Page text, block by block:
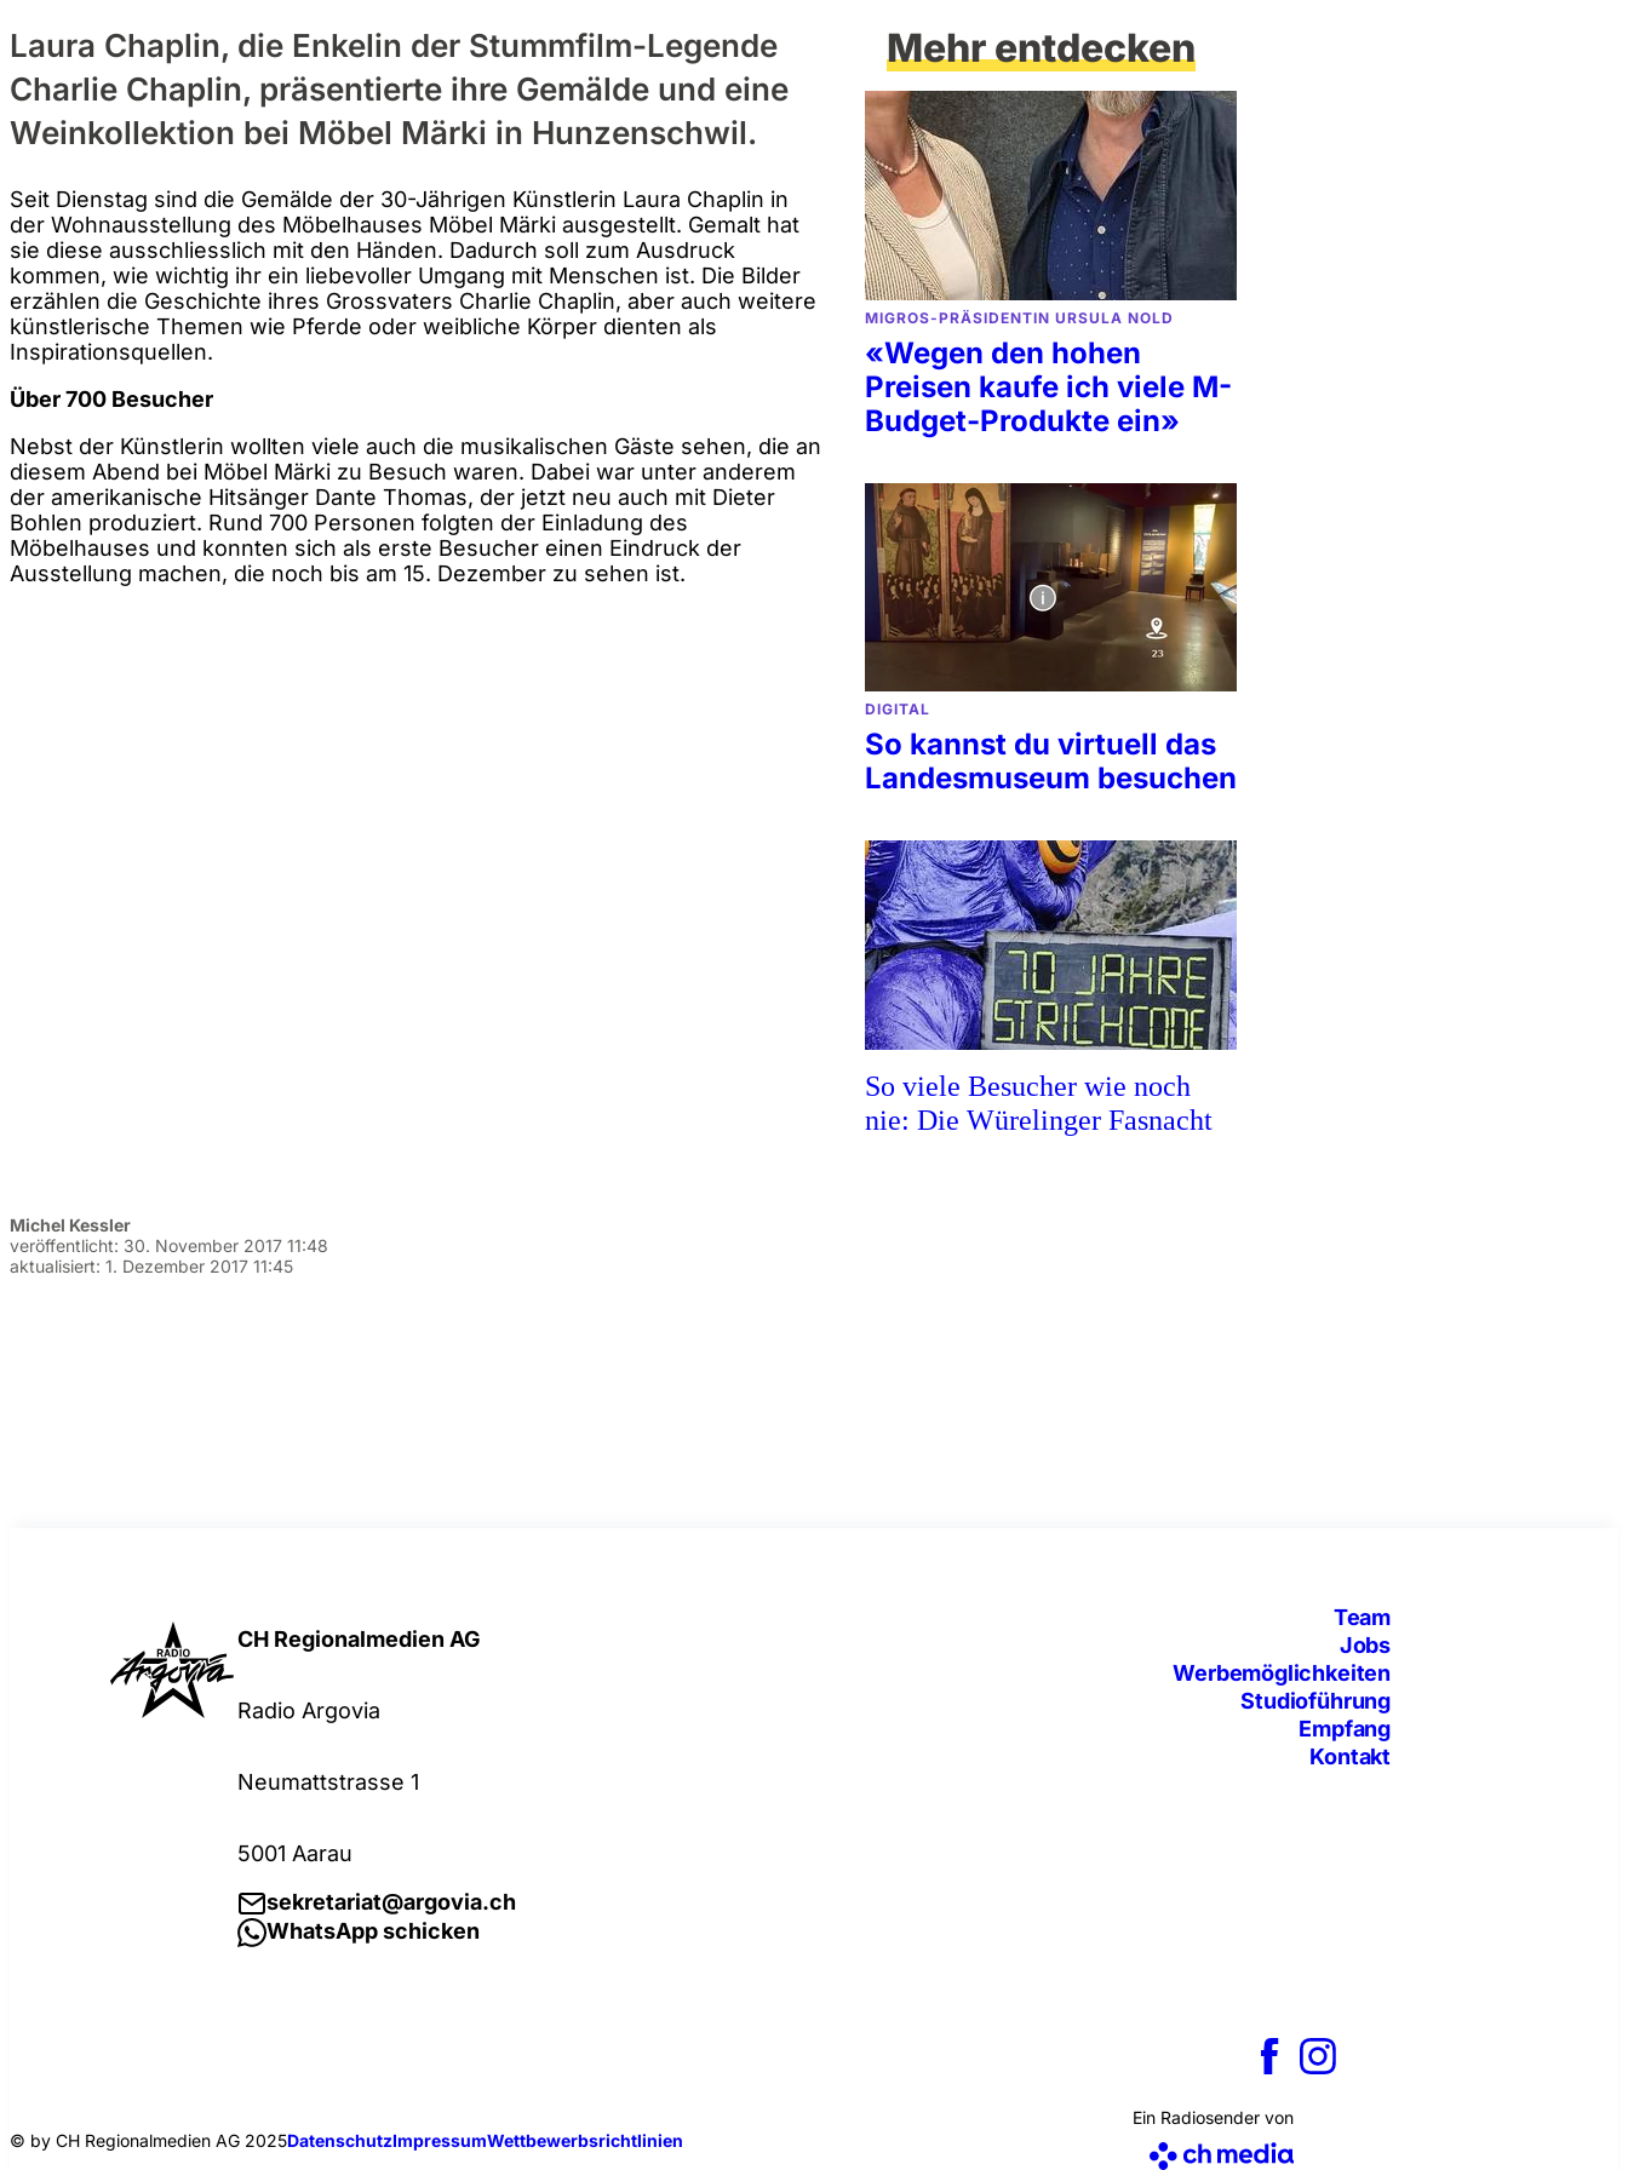
Laura Chaplin, die Enkelin der Stummfilm-Legende
Charlie Chaplin, präsentierte ihre Gemälde und eine
Weinkollektion bei Möbel Märki in Hunzenschwil.
Seit Dienstag sind die Gemälde der 30-Jährigen Künstlerin Laura Chaplin in
der Wohnausstellung des Möbelhauses Möbel Märki ausgestellt. Gemalt hat
sie diese ausschliesslich mit den Händen. Dadurch soll zum Ausdruck
kommen, wie wichtig ihr ein liebevoller Umgang mit Menschen ist. Die Bilder
erzählen die Geschichte ihres Grossvaters Charlie Chaplin, aber auch weitere
künstlerische Themen wie Pferde oder weibliche Körper dienten als
Inspirationsquellen.
Über 700 Besucher
Nebst der Künstlerin wollten viele auch die musikalischen Gäste sehen, die an
diesem Abend bei Möbel Märki zu Besuch waren. Dabei war unter anderem
der amerikanische Hitsänger Dante Thomas, der jetzt neu auch mit Dieter
Bohlen produziert. Rund 700 Personen folgten der Einladung des
Möbelhauses und konnten sich als erste Besucher einen Eindruck der
Ausstellung machen, die noch bis am 15. Dezember zu sehen ist.
Mehr entdecken
MIGROS-PRÄSIDENTIN URSULA NOLD
«Wegen den hohen
Preisen kaufe ich viele M-
Budget-Produkte ein»
DIGITAL
So kannst du virtuell das
Landesmuseum besuchen
So viele Besucher wie noch
nie: Die Würelinger Fasnacht
Michel Kessler
veröffentlicht: 30. November 2017 11:48
aktualisiert: 1. Dezember 2017 11:45
CH Regionalmedien AG
Radio Argovia
Neumattstrasse 1
5001 Aarau
sekretariat@argovia.ch
WhatsApp schicken
Team
Jobs
Werbemöglichkeiten
Studioführung
Empfang
Kontakt
© by CH Regionalmedien AG 2025DatenschutzImpressumWettbewerbsrichtlinien
Ein Radiosender von